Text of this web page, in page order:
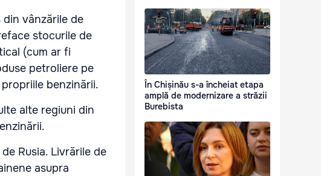
vânzările de
stocurile de
(cum ar fi
petroliere pe
benzinării.
alte regiuni din
Rusia. Livrările de
asupra
În Chișinău s-a încheiat etapa
amplă de modernizare a străzii
Burebista